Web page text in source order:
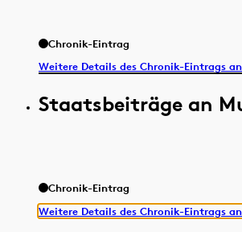
Chronik-Eintrag
Weitere Details des Chronik-Eintrags
Staatsbeiträge an
Chronik-Eintrag
Weitere Details des Chronik-Eintrags